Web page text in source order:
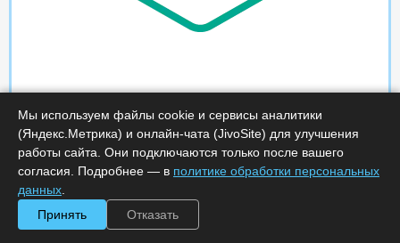
Мы используем файлы cookie и сервисы аналитики
(Яндекс.Метрика) и онлайн-чата (JivoSite) для улучшения
работы сайта. Они подключаются только после вашего
согласия. Подробнее — в политике обработки персональных
данных
Принять
Отказать